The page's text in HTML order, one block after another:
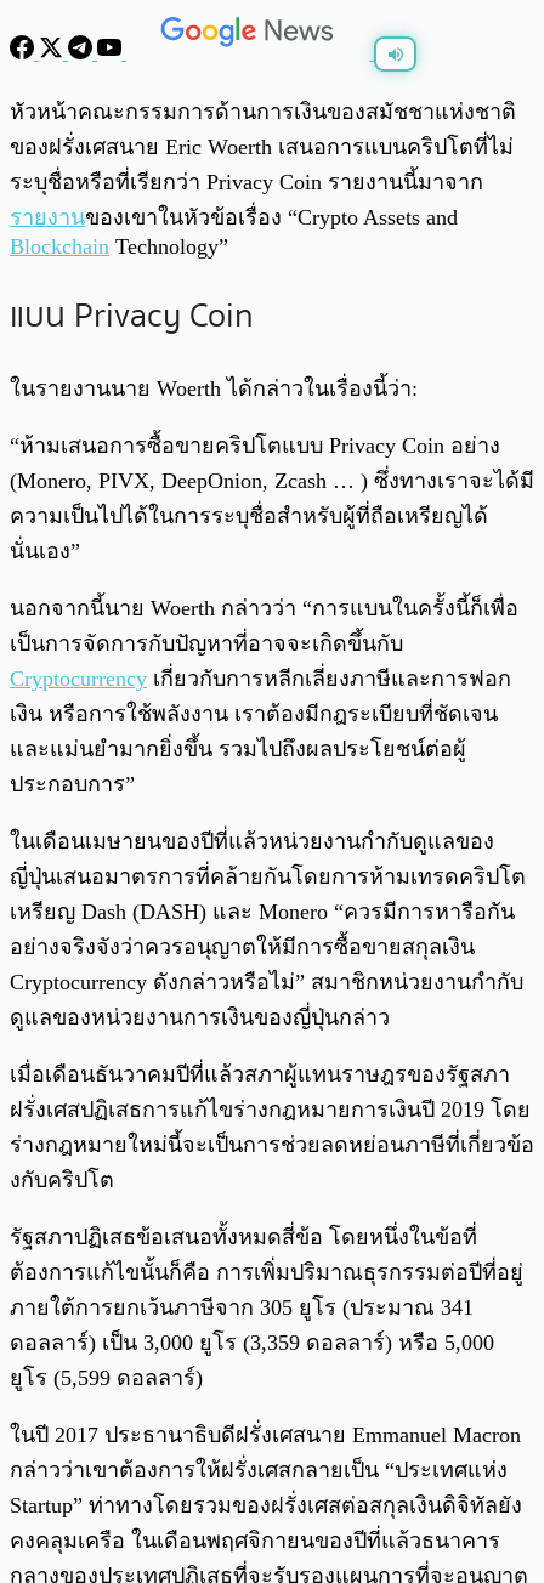
0:00
หัวหน้าคณะกรรมการด้านการเงินของสมัชชาแห่งชาติ
ของฝรั่งเศสนาย Eric Woerth เสนอการแบนคริปโตที่ไม่
ระบุชื่อหรือที่เรียกว่า Privacy Coin รายงานนี้มาจาก
รายงานของเขาในหัวข้อเรื่อง “Crypto Assets and
Blockchain Technology”
แบน Privacy Coin
ในรายงานนาย Woerth ได้กล่าวในเรื่องนี้ว่า:
“ห้ามเสนอการซื้อขายคริปโตแบบ Privacy Coin อย่าง
(Monero, PIVX, DeepOnion, Zcash … ) ซึ่งทางเราจะได้มี
ความเป็นไปได้ในการระบุชื่อสำหรับผู้ที่ถือเหรียญได้
นั่นเอง”
นอกจากนี้นาย Woerth กล่าวว่า “การแบนในครั้งนี้ก็เพื่อ
เป็นการจัดการกับปัญหาที่อาจจะเกิดขึ้นกับ
Cryptocurrency เกี่ยวกับการหลีกเลี่ยงภาษีและการฟอก
เงิน หรือการใช้พลังงาน เราต้องมีกฎระเบียบที่ชัดเจน
และแม่นยำมากยิ่งขึ้น รวมไปถึงผลประโยชน์ต่อผู้
ประกอบการ”
ในเดือนเมษายนของปีที่แล้วหน่วยงานกำกับดูแลของ
ญี่ปุ่นเสนอมาตรการที่คล้ายกันโดยการห้ามเทรดคริปโต
เหรียญ Dash (DASH) และ Monero “ควรมีการหารือกัน
อย่างจริงจังว่าควรอนุญาตให้มีการซื้อขายสกุลเงิน
Cryptocurrency ดังกล่าวหรือไม่” สมาชิกหน่วยงานกำกับ
ดูแลของหน่วยงานการเงินของญี่ปุ่นกล่าว
เมื่อเดือนธันวาคมปีที่แล้วสภาผู้แทนราษฎรของรัฐสภา
ฝรั่งเศสปฏิเสธการแก้ไขร่างกฎหมายการเงินปี 2019 โดย
ร่างกฎหมายใหม่นี้จะเป็นการช่วยลดหย่อนภาษีที่เกี่ยวข้อ
งกับคริปโต
รัฐสภาปฏิเสธข้อเสนอทั้งหมดสี่ข้อ โดยหนึ่งในข้อที่
ต้องการแก้ไขนั้นก็คือ การเพิ่มปริมาณธุรกรรมต่อปีที่อยู่
ภายใต้การยกเว้นภาษีจาก 305 ยูโร (ประมาณ 341
ดอลลาร์) เป็น 3,000 ยูโร (3,359 ดอลลาร์) หรือ 5,000
ยูโร (5,599 ดอลลาร์)
ในปี 2017 ประธานาธิบดีฝรั่งเศสนาย Emmanuel Macron
กล่าวว่าเขาต้องการให้ฝรั่งเศสกลายเป็น “ประเทศแห่ง
Startup” ท่าทางโดยรวมของฝรั่งเศสต่อสกุลเงินดิจิทัลยัง
คงคลุมเครือ ในเดือนพฤศจิกายนของปีที่แล้วธนาคาร
กลางของประเทศปฏิเสธที่จะรับรองแผนการที่จะอนุญาต